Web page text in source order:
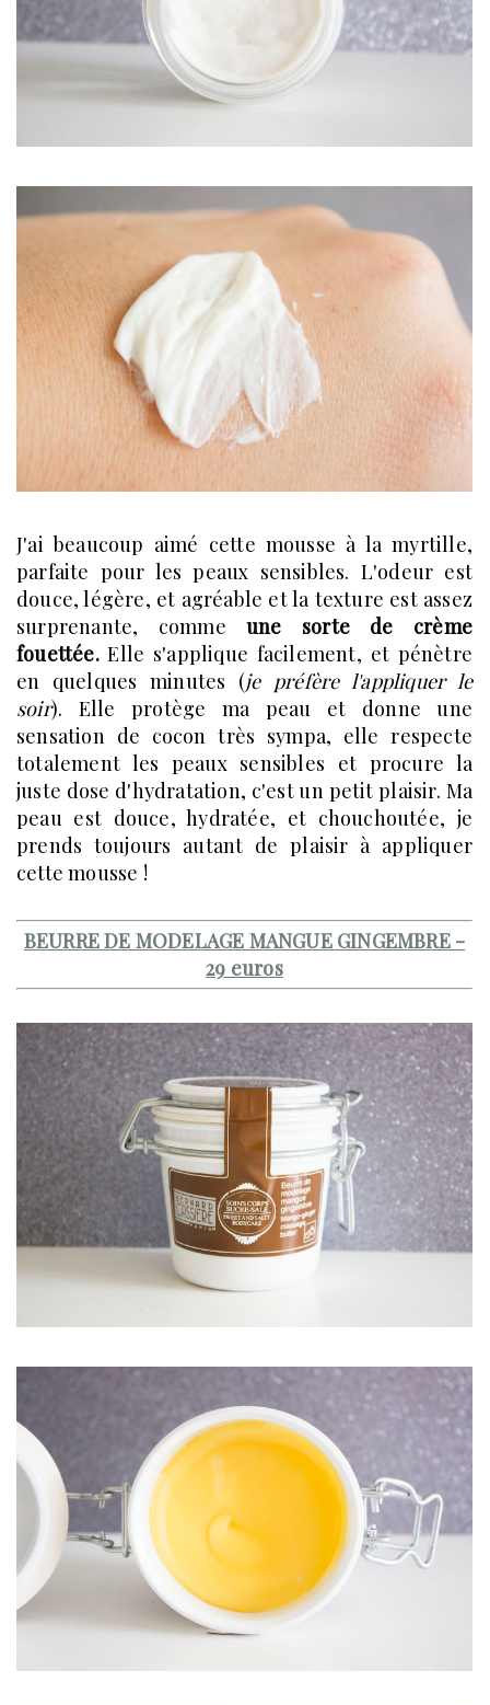
J'ai beaucoup aimé cette mousse à la myrtille,
parfaite pour les peaux sensibles. L'odeur est
douce, légère, et agréable et la texture est assez
surprenante, commeune sorte de crème
fouettée.Elle s'applique facilement, et pénètre
en quelques minutes (je préfère l'appliquer le
soir). Elle protège ma peau et donne une
sensation de cocon très sympa, elle respecte
totalement les peaux sensibles et procure la
juste dose d'hydratation, c'est un petit plaisir. Ma
peau est douce, hydratée, et chouchoutée, je
prends toujours autant de plaisir à appliquer
cette mousse !
BEURRE DE MODELAGE MANGUE GINGEMBRE -
29 euros